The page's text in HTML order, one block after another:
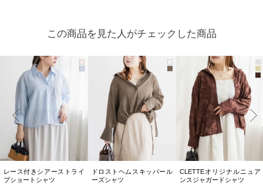
この商品を見た人がチェックした商品
レース付きシアーストライ
プショートシャツ
ドロストヘムスキッパール
ーズシャツ
CLETTEオリジナルニュア
ンスジャガードシャツ